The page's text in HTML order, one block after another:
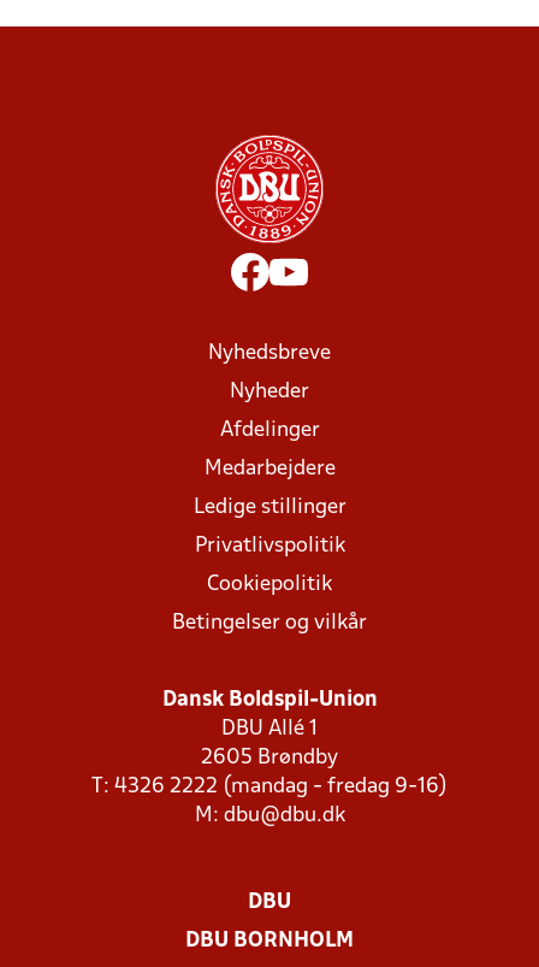
Nyhedsbreve
Nyheder
Afdelinger
Medarbejdere
Ledige stillinger
Privatlivspolitik
Cookiepolitik
Betingelser og vilkår
Dansk Boldspil-Union
DBU Allé 1
2605 Brøndby
T: 4326 2222 (mandag - fredag 9-16)
M: dbu@dbu.dk
DBU
DBU BORNHOLM